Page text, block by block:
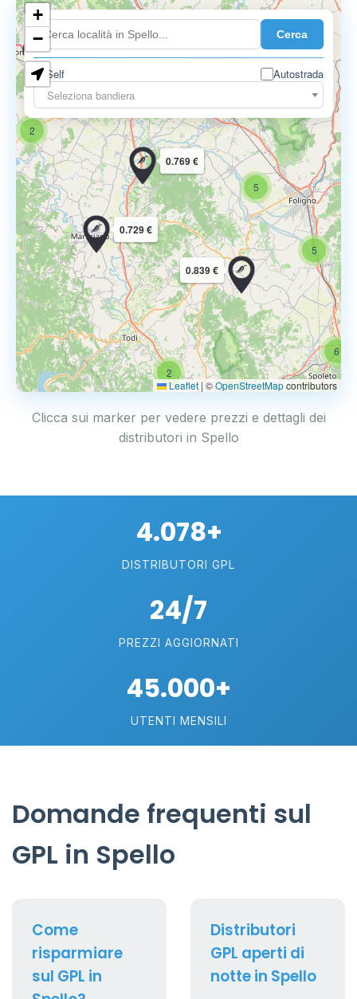
Cerca
Self
Autostrada
Seleziona bandiera
6
5
5
2
2
12
0.839 €
0.729 €
0.719 €
0.769 €
+
−
Leaflet|©OpenStreetMapcontributors
Clicca sui marker per vedere prezzi e dettagli dei
distributori in Spello
4.078+
DISTRIBUTORI GPL
24/7
PREZZI AGGIORNATI
45.000+
UTENTI MENSILI
Domande frequenti sul
GPL in Spello
Come
risparmiare
sul GPL in
Distributori
GPL aperti di
notte in Spello